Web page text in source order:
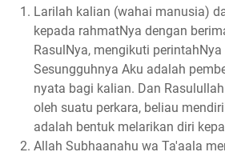
Larilah kalian (wahai manusia)
kepada rahmatNya dengan
RasulNya, mengikuti
Sesungguhnya Aku adalah
nyata bagi kalian. Dan
oleh suatu perkara, beliau
adalah bentuk melarikan diri
Allah Subhaanahu wa Ta'aala